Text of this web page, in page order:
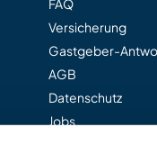
FAQ
Versicherung
Gastgeber-
AGB
Datenschutz
Jobs